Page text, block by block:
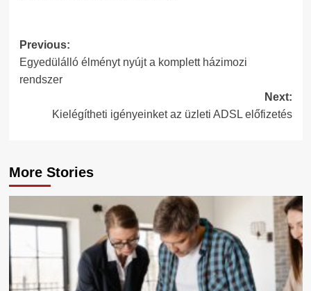
Post
navigation
Previous:
Egyedülálló élményt nyújt a komplett házimozi
rendszer
Next:
Kielégítheti igényeinket az üzleti ADSL előfizetés
More Stories